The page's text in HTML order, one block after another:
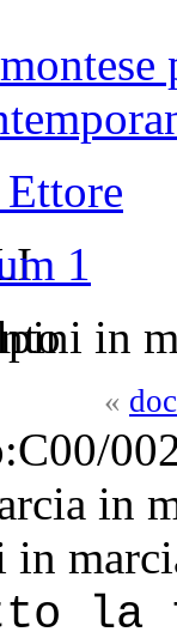
1
in
«
C00/
in
la